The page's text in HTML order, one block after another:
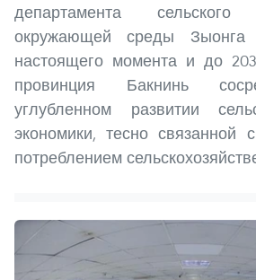
департамента
окружающей среды Зыонга
настоящего момента и до
провинция Бакнинь
углубленном развитии
экономики, тесно связанной
потреблением